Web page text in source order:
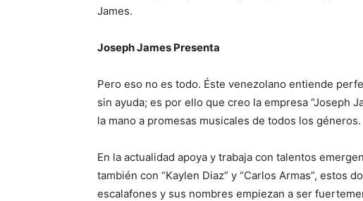
James.
Joseph James Presenta
Pero eso no es todo. Éste venezolano entiende
sin ayuda; es por ello que creo la empresa “Joseph
la mano a promesas musicales de todos los géneros.
En la actualidad apoya y trabaja con talentos
también con “Kaylen Diaz” y “Carlos Armas”, estos
escalafones y sus nombres empiezan a ser